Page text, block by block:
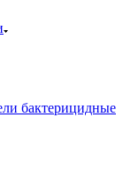
бактерицидные